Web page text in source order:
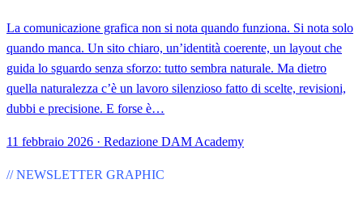
La comunicazione grafica non si nota quando funziona. Si nota solo
quando manca. Un sito chiaro, un’identità coerente, un layout che
guida lo sguardo senza sforzo: tutto sembra naturale. Ma dietro
quella naturalezza c’è un lavoro silenzioso fatto di scelte, revisioni,
dubbi e precisione. E forse è…
11 febbraio 2026 · Redazione DAM Academy
// NEWSLETTER GRAPHIC